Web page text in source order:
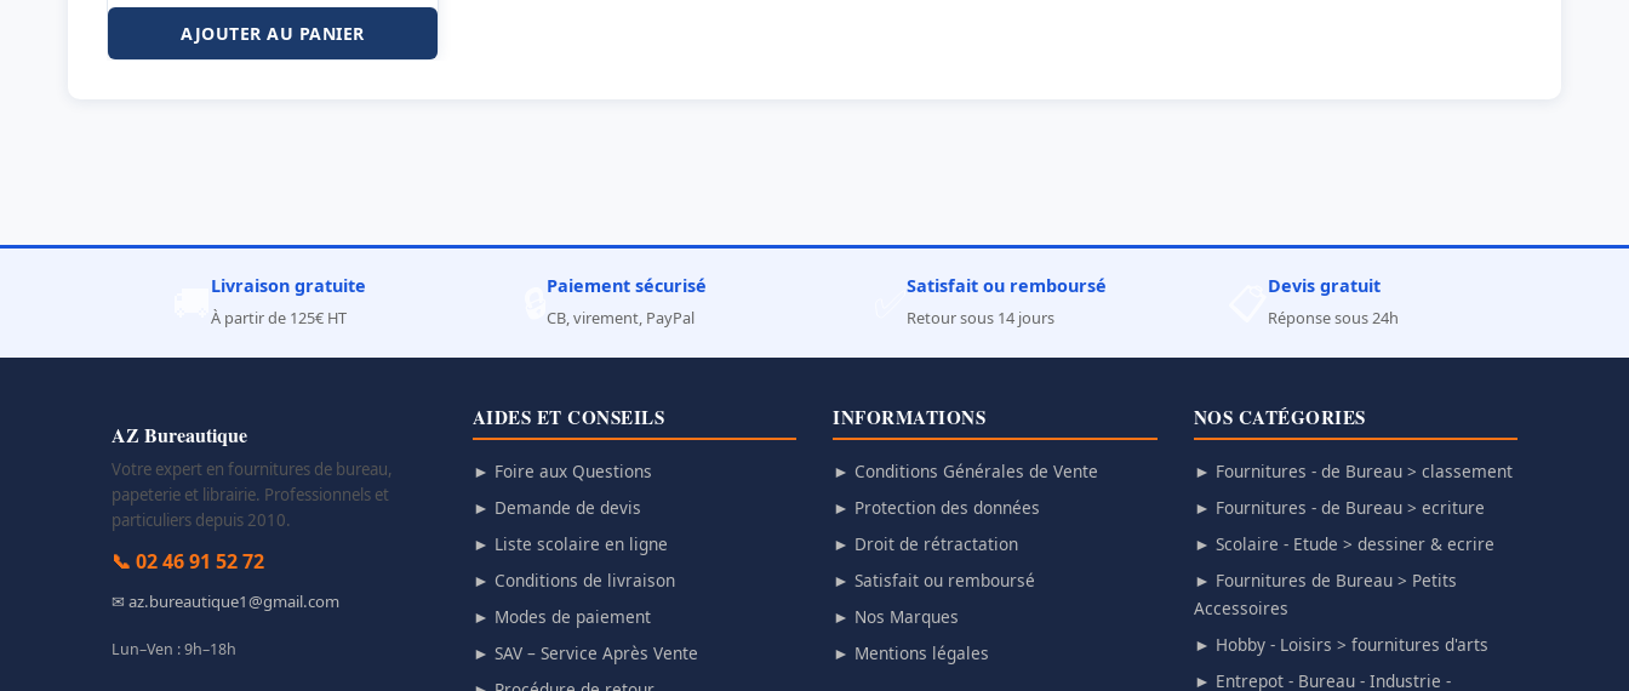
AJOUTER AU PANIER
Livraison gratuite
À partir de 125€ HT
Paiement sécurisé
CB, virement, PayPal
Satisfait ou remboursé
Retour sous 14 jours
Devis gratuit
Réponse sous 24h
AZ Bureautique
Votre expert en fournitures de bureau,
papeterie et librairie. Professionnels et
particuliers depuis 2010.
📞 02 46 91 52 72
✉ az.bureautique1@gmail.com
Lun–Ven : 9h–18h
AIDES ET CONSEILS
► Foire aux Questions
► Demande de devis
► Liste scolaire en ligne
► Conditions de livraison
► Modes de paiement
► SAV – Service Après Vente
INFORMATIONS
► Conditions Générales de Vente
► Protection des données
► Droit de rétractation
► Satisfait ou remboursé
► Nos Marques
► Mentions légales
NOS CATÉGORIES
► Fournitures - de Bureau > classement
► Fournitures - de Bureau > ecriture
► Scolaire - Etude > dessiner & ecrire
► Fournitures de Bureau > Petits
Accessoires
► Hobby - Loisirs > fournitures d'arts
► Entrepot - Bureau - Industrie -